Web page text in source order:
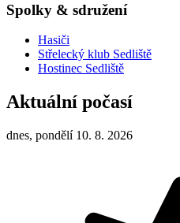
Spolky & sdružení
Hasiči
Střelecký klub Sedliště
Hostinec Sedliště
Aktuální počasí
dnes, pondělí 10. 8. 2026